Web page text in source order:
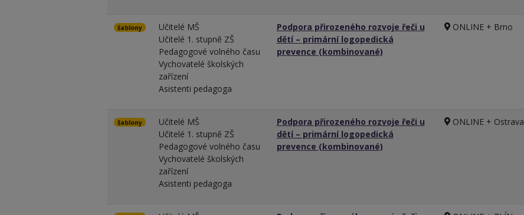
šablony
Učitelé MŠ
Učitelé 1. stupně ZŠ
Pedagogové volného času
Vychovatelé školských
zařízení
Asistenti pedagoga
Podpora přirozeného rozvoje řeči u
dětí – primární logopedická
prevence (kombinované)
ONLINE + Brno
šablony
Učitelé MŠ
Učitelé 1. stupně ZŠ
Pedagogové volného času
Vychovatelé školských
zařízení
Asistenti pedagoga
Podpora přirozeného rozvoje řeči u
dětí – primární logopedická
prevence (kombinované)
ONLINE + Ostrava